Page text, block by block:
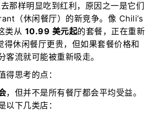
那样明显吃到红利，原因之一是它们
（休闲餐厅）的新竞争。像 Chili’s
类从 10.99 美元起的套餐，正在重新
得休闲餐厅更贵，但如果套餐价格和
流就可能被重新吸走。
思考的点：
，但并不是所有餐厅都会平均受益。
以下几类店：